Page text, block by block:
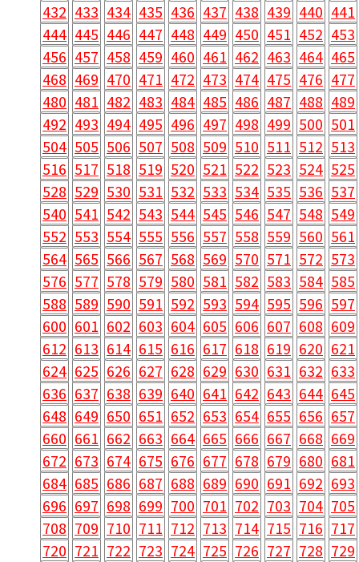
432 433 434 435 436 437 438 439 440 441
444 445 446 447 448 449 450 451 452 453
456 457 458 459 460 461 462 463 464 465
468 469 470 471 472 473 474 475 476 477
480 481 482 483 484 485 486 487 488 489
492 493 494 495 496 497 498 499 500 501
504 505 506 507 508 509 510 511 512 513
516 517 518 519 520 521 522 523 524 525
528 529 530 531 532 533 534 535 536 537
540 541 542 543 544 545 546 547 548 549
552 553 554 555 556 557 558 559 560 561
564 565 566 567 568 569 570 571 572 573
576 577 578 579 580 581 582 583 584 585
588 589 590 591 592 593 594 595 596 597
600 601 602 603 604 605 606 607 608 609
612 613 614 615 616 617 618 619 620 621
624 625 626 627 628 629 630 631 632 633
636 637 638 639 640 641 642 643 644 645
648 649 650 651 652 653 654 655 656 657
660 661 662 663 664 665 666 667 668 669
672 673 674 675 676 677 678 679 680 681
684 685 686 687 688 689 690 691 692 693
696 697 698 699 700 701 702 703 704 705
708 709 710 711 712 713 714 715 716 717
720 721 722 723 724 725 726 727 728 729